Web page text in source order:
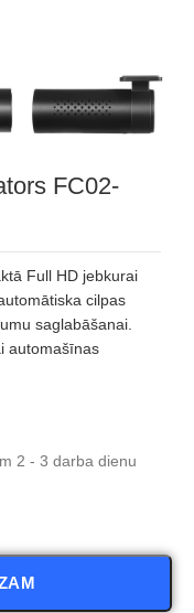
FC02-
Full HD jebkurai
cilpas
saglabāšanai.
automašīnas
2 - 3 darba dienu